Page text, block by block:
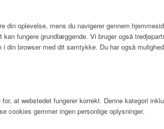
din oplevelse, mens du navigerer gennem
kan fungere grundlæggende. Vi bruger også
din browser med dit samtykke. Du har også
at webstedet fungerer korrekt. Denne kategori
cookies gemmer ingen personlige oplysninger.